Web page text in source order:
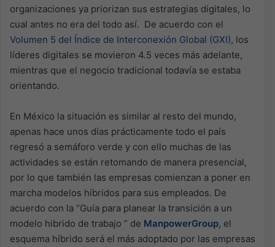
organizaciones ya priorizan sus estrategias digitales, lo
cual antes no era del todo así. De acuerdo con el
Volumen 5 del Índice de Interconexión Global (GXI), los
líderes digitales se movieron 4.5 veces más adelante,
mientras que el negocio tradicional todavía se estaba
orientando.
En México la situación es similar al resto del mundo,
apenas hace unos días prácticamente todo el país
regresó a semáforo verde y con ello muchas de las
actividades se están retomando de manera presencial,
por lo que también las empresas comienzan a poner en
marcha modelos híbridos para sus empleados. De
acuerdo con la “Guía para planear la transición a un
modelo hibrido de trabajo ” de ManpowerGroup, el
esquema híbrido será el más adoptado por las empresas